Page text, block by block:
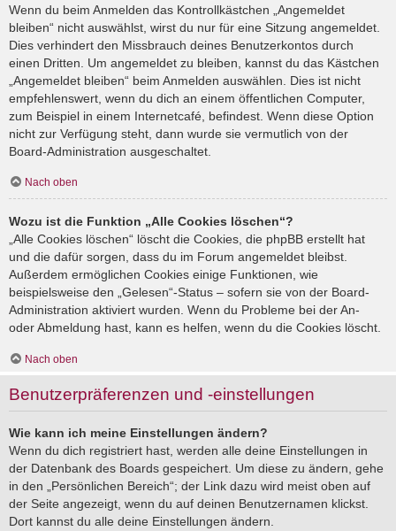
Wenn du beim Anmelden das Kontrollkästchen „Angemeldet
bleiben“ nicht auswählst, wirst du nur für eine Sitzung angemeldet.
Dies verhindert den Missbrauch deines Benutzerkontos durch
einen Dritten. Um angemeldet zu bleiben, kannst du das Kästchen
„Angemeldet bleiben“ beim Anmelden auswählen. Dies ist nicht
empfehlenswert, wenn du dich an einem öffentlichen Computer,
zum Beispiel in einem Internetcafé, befindest. Wenn diese Option
nicht zur Verfügung steht, dann wurde sie vermutlich von der
Board-Administration ausgeschaltet.
Nach oben
Wozu ist die Funktion „Alle Cookies löschen“?
„Alle Cookies löschen“ löscht die Cookies, die phpBB erstellt hat
und die dafür sorgen, dass du im Forum angemeldet bleibst.
Außerdem ermöglichen Cookies einige Funktionen, wie
beispielsweise den „Gelesen“-Status – sofern sie von der Board-
Administration aktiviert wurden. Wenn du Probleme bei der An-
oder Abmeldung hast, kann es helfen, wenn du die Cookies löscht.
Nach oben
Benutzerpräferenzen und -einstellungen
Wie kann ich meine Einstellungen ändern?
Wenn du dich registriert hast, werden alle deine Einstellungen in
der Datenbank des Boards gespeichert. Um diese zu ändern, gehe
in den „Persönlichen Bereich“; der Link dazu wird meist oben auf
der Seite angezeigt, wenn du auf deinen Benutzernamen klickst.
Dort kannst du alle deine Einstellungen ändern.